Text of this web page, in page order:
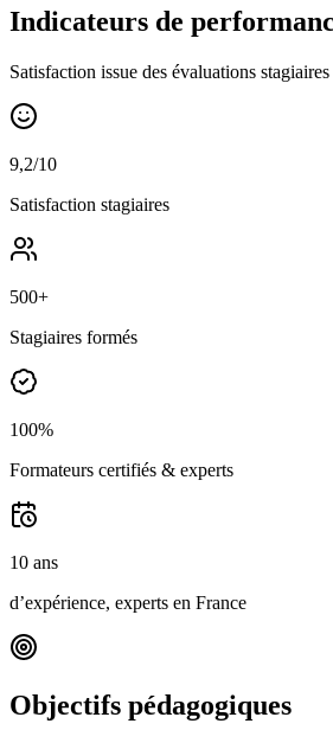
Indicateurs de
Satisfaction issue des évaluations
9,2/10
Satisfaction stagiaires
500+
Stagiaires formés
100%
Formateurs certifiés & experts
10 ans
d’expérience, experts en France
Objectifs pédagogiques